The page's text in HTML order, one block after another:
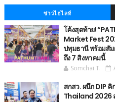
ข่าวไฮไลท์
โค้งสุดท้าย!
Market Fest
ปทุมธานี พร้อมสัม
ถึง 7 สิงหาคมนี้
Somchai T.
สกสว. ผนึก DIP
Thailand 2026